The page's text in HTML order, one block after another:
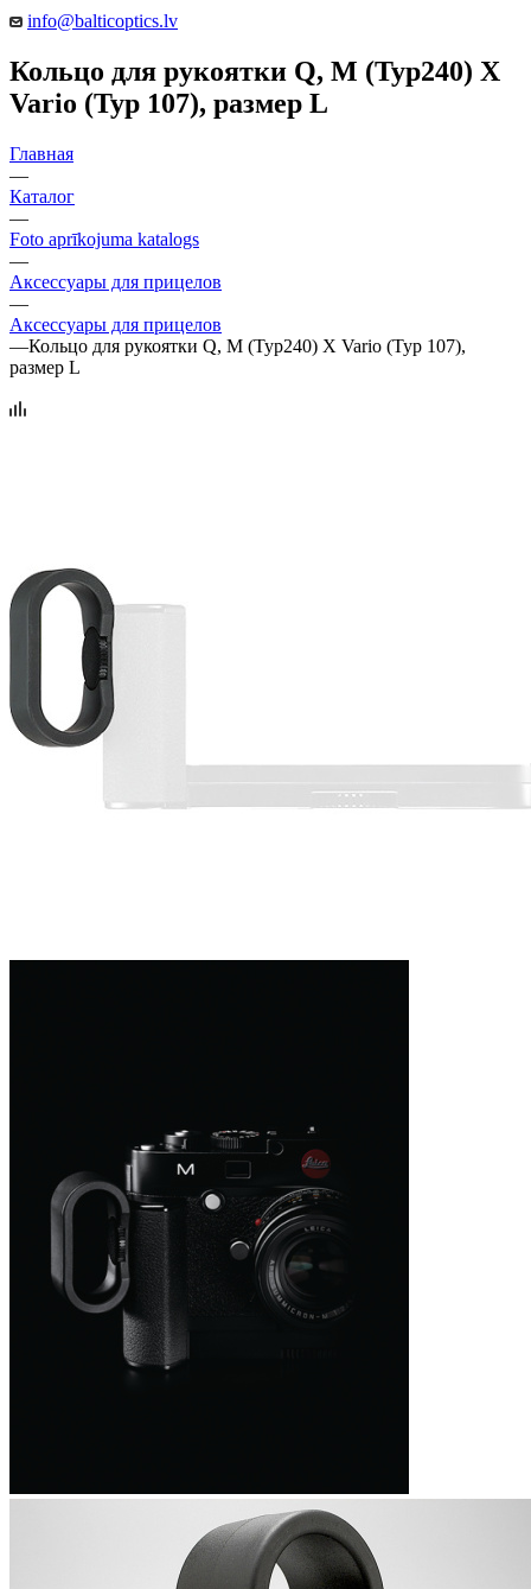
info@balticoptics.lv
Кольцо для рукоятки Q, М (Typ240) X
Vario (Typ 107), размер L
Главная
—
Каталог
—
Foto aprīkojuma katalogs
—
Аксессуары для прицелов
—
Аксессуары для прицелов
—Кольцо для рукоятки Q, М (Typ240) X Vario (Typ 107),
размер L